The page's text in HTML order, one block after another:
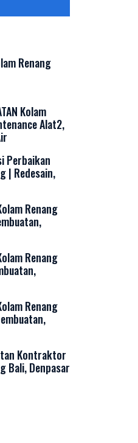
Renang
Kolam
Alat2,
Perbaikan
| Redesain,
Renang
Renang
Renang
Kontraktor
Bali, Denpasar